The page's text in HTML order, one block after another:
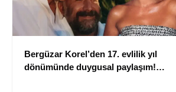
Bergüzar Korel’den 17. evlilik yıl
dönümünde duygusal paylaşım!